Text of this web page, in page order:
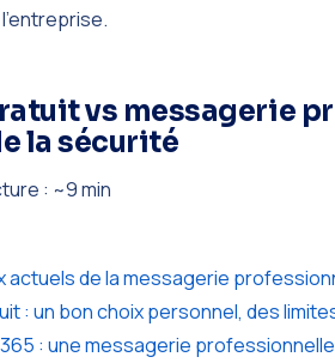
vs messagerie
la sécurité
: ~9 min
actuels de la messagerie
: un bon choix personnel, des
: une messagerie